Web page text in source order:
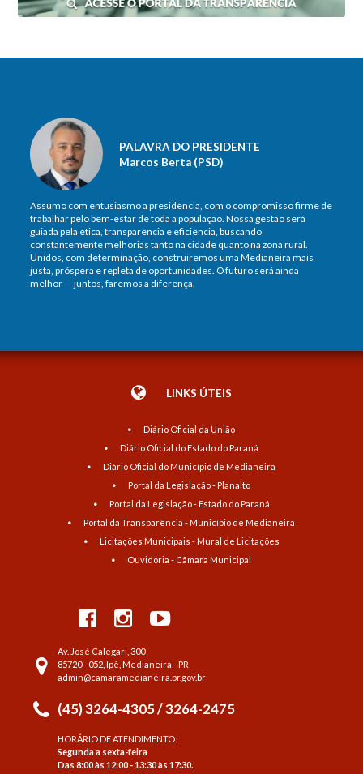
PALAVRA DO PRESIDENTE
Marcos Berta (PSD)
Assumo com entusiasmo a presidência, com o compromisso firme de
trabalhar pelo bem-estar de toda a população. Nossa gestão será
guiada pela ética, transparência e eficiência, buscando
constantemente melhorias tanto na cidade quanto na zona rural.
Unidos, com determinação, construiremos uma Medianeira mais
justa, próspera e repleta de oportunidades. O futuro será ainda
melhor — juntos, faremos a diferença.
LINKS ÚTEIS
Diário Oficial da União
Diário Oficial do Estado do Paraná
Diário Oficial do Município de Medianeira
Portal da Legislação - Planalto
Portal da Legislação - Estado do Paraná
Portal da Transparência - Município de Medianeira
Licitações Municipais - Mural de Licitações
Ouvidoria - Câmara Municipal
Av. José Calegari, 300
85720 - 052, Ipê, Medianeira - PR
admin@camaramedianeira.pr.gov.br
(45) 3264-4305 / 3264-2475
HORÁRIO DE ATENDIMENTO:
Segunda a sexta-feira
Das 8:00 às 12:00 - 13:30 às 17:30.